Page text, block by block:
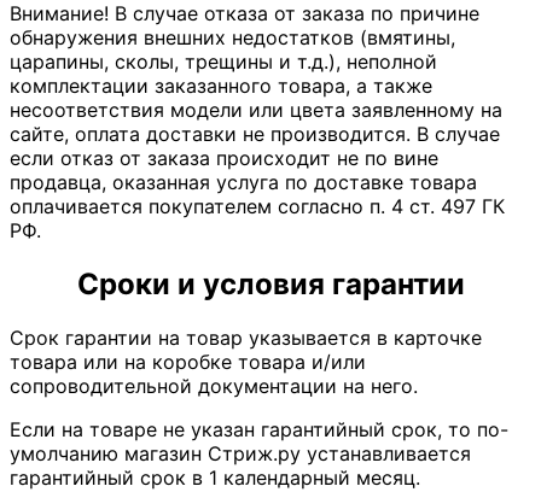
Внимание! В случае отказа от заказа по причине
обнаружения внешних недостатков (вмятины,
царапины, сколы, трещины и т.д.), неполной
комплектации заказанного товара, а также
несоответствия модели или цвета заявленному на
сайте, оплата доставки не производится. В случае
если отказ от заказа происходит не по вине
продавца, оказанная услуга по доставке товара
оплачивается покупателем согласно п. 4 ст. 497 ГК
РФ.
Сроки и условия гарантии
Срок гарантии на товар указывается в карточке
товара или на коробке товара и/или
сопроводительной документации на него.
Если на товаре не указан гарантийный срок, то по-
умолчанию магазин Стриж.ру устанавливается
гарантийный срок в 1 календарный месяц.